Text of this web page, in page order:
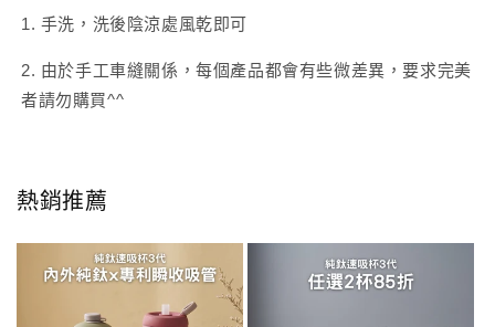
1. 手洗，洗後陰涼處風乾即可
2. 由於手工車縫關係，每個產品都會有些微差異，要求完美
者請勿購買^^
熱銷推薦